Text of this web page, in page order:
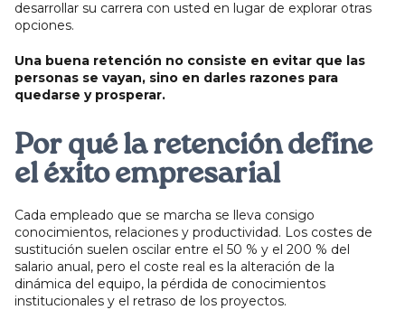
desarrollar su carrera con usted en lugar de explorar otras
opciones.
Una buena retención no consiste en evitar que las
personas se vayan, sino en darles razones para
quedarse y prosperar.
Por qué la retención define
el éxito empresarial
Cada empleado que se marcha se lleva consigo
conocimientos, relaciones y productividad. Los costes de
sustitución suelen oscilar entre el 50 % y el 200 % del
salario anual, pero el coste real es la alteración de la
dinámica del equipo, la pérdida de conocimientos
institucionales y el retraso de los proyectos.